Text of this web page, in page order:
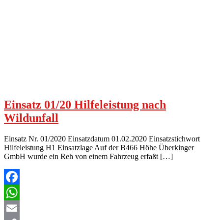
Einsatz 01/20 Hilfeleistung nach
Wildunfall
Einsatz Nr. 01/2020 Einsatzdatum 01.02.2020 Einsatzstichwort
Hilfeleistung H1 Einsatzlage Auf der B466 Höhe Überkinger
GmbH wurde ein Reh von einem Fahrzeug erfaßt […]
Facebook
WhatsApp